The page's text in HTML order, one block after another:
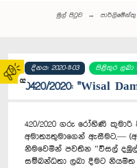
02
මුල් පිටුව පාර්ලි‌මේන්තු‌
දිනය: 2020-11-03 පිළිතුර
0420/2020: "Wisal
420/2020 ගරු රෝහිණි
අමාත්‍යතුමාගෙන් ඇසීමට,—
නිමවෙමින් පවතින “විසල්
සම්බන්ධතා ලබා දීමට නියමිත